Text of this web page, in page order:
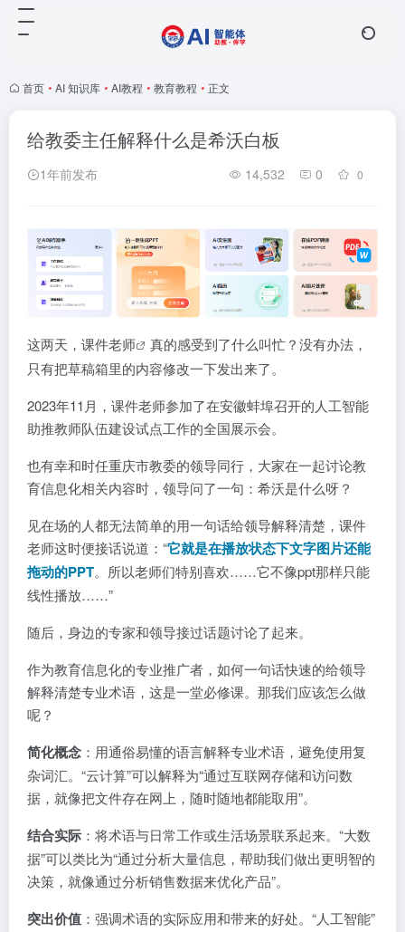
首页 • AI 知识库 • AI教程 • 教育教程 • 正文
给教委主任解释什么是希沃白板
1年前发布 14,532 0 0
这两天， 课件老师
真的感受到了什么叫忙？没有办法，
只有把草稿箱里的内容修改一下发出来了。
2023年11月，课件老师参加了在安徽蚌埠召开的人工智能
助推教师队伍建设试点工作的全国展示会。
也有幸和时任重庆市教委的领导同行，大家在一起讨论教
育信息化相关内容时，领导问了一句：希沃是什么呀？
见在场的人都无法简单的用一句话给领导解释清楚，课件
老师这时便接话说道：“它就是在播放状态下文字图片还能
拖动的PPT。所以老师们特别喜欢……它不像ppt那样只能
线性播放……”
随后，身边的专家和领导接过话题讨论了起来。
作为教育信息化的专业推广者，如何一句话快速的给领导
解释清楚专业术语，这是一堂必修课。那我们应该怎么做
呢？
简化概念 ：用通俗易懂的语言解释专业术语，避免使用复
杂词汇。“云计算”可以解释为“通过互联网存储和访问数
据，就像把文件存在网上，随时随地都能取用”。
结合实际 ：将术语与日常工作或生活场景联系起来。“大数
据”可以类比为“通过分析大量信息，帮助我们做出更明智的
决策，就像通过分析销售数据来优化产品”。
突出价值 ：强调术语的实际应用和带来的好处。“人工智能”